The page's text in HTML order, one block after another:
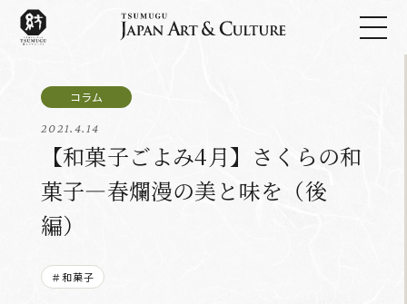
2021.4.14
【和菓子ごよみ4月】さくらの和
菓子―春爛漫の美と味を（後
編）
＃和菓子